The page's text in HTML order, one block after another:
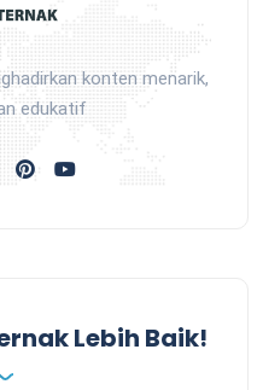
konten menarik,
edukatif
Lebih Baik!